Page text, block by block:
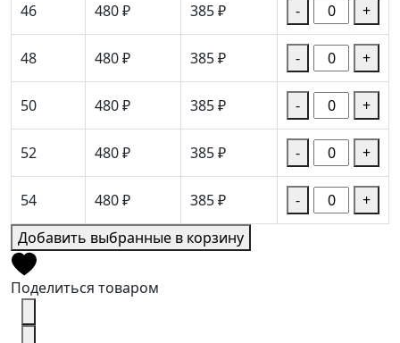
46 480 ₽ 385 ₽ - +
48 480 ₽ 385 ₽ - +
50 480 ₽ 385 ₽ - +
52 480 ₽ 385 ₽ - +
54 480 ₽ 385 ₽ -
+
Добавить выбранные в корзину
Поделиться товаром